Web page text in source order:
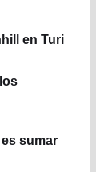
en Turi
sumar